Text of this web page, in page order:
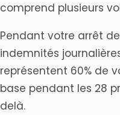
comprend plusieurs
Pendant votre arrêt
indemnités
représentent 60% de
base pendant les 28
delà.